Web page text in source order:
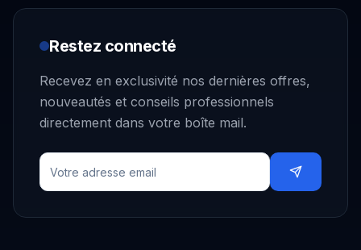
Restez connecté
Recevez en exclusivité nos dernières offres,
nouveautés et conseils professionnels
directement dans votre boîte mail.